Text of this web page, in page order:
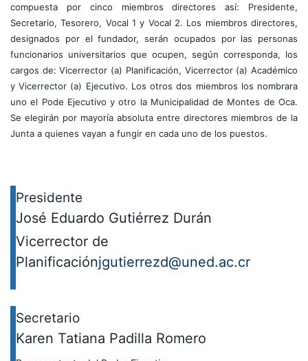
compuesta por cinco miembros directores así: Presidente,
Secretario, Tesorero, Vocal 1 y Vocal 2. Los miembros directores,
designados por el fundador, serán ocupados por las personas
funcionarios universitarios que ocupen, según corresponda, los
cargos de: Vicerrector (a) Planificación, Vicerrector (a) Académico
y Vicerrector (a) Ejecutivo. Los otros dos miembros los nombrara
uno el Pode Ejecutivo y otro la Municipalidad de Montes de Oca.
Se elegirán por mayoría absoluta entre directores miembros de la
Junta a quienes vayan a fungir en cada uno de los puestos.
Presidente
José Eduardo Gutiérrez Durán
Vicerrector de
Planificaciónjgutierrezd@uned.ac.cr
Secretario
Karen Tatiana Padilla Romero